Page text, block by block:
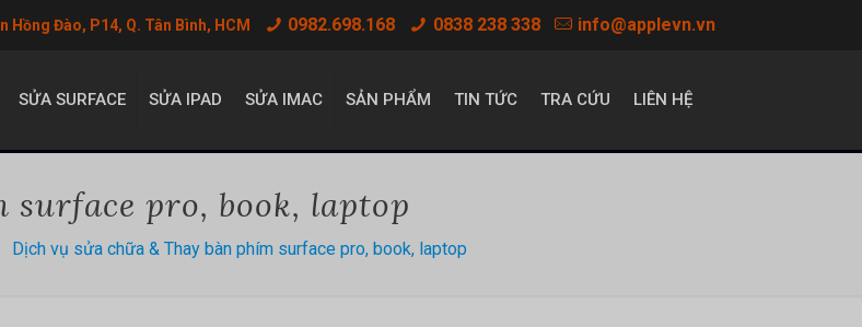
Hồng Đào, P14, Q. Tân Bình, HCM 0982.698.168 0838 238 338 info@applevn.vn
SỬA SURFACE SỬA IPAD SỬA IMAC SẢN PHẨM TIN TỨC TRA CỨU LIÊN HỆ
surface pro, book, laptop
Dịch vụ sửa chữa & Thay bàn phím surface pro, book, laptop